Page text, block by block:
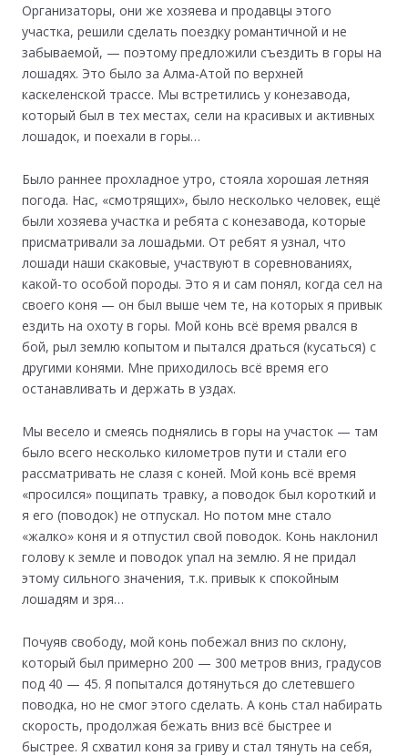
Организаторы, они же хозяева и продавцы этого
участка, решили сделать поездку романтичной и не
забываемой, — поэтому предложили съездить в горы на
лошадях. Это было за Алма-Атой по верхней
каскеленской трассе. Мы встретились у конезавода,
который был в тех местах, сели на красивых и активных
лошадок, и поехали в горы…
Было раннее прохладное утро, стояла хорошая летняя
погода. Нас, «смотрящих», было несколько человек, ещё
были хозяева участка и ребята с конезавода, которые
присматривали за лошадьми. От ребят я узнал, что
лошади наши скаковые, участвуют в соревнованиях,
какой-то особой породы. Это я и сам понял, когда сел на
своего коня — он был выше чем те, на которых я привык
ездить на охоту в горы. Мой конь всё время рвался в
бой, рыл землю копытом и пытался драться (кусаться) с
другими конями. Мне приходилось всё время его
останавливать и держать в уздах.
Мы весело и смеясь поднялись в горы на участок — там
было всего несколько километров пути и стали его
рассматривать не слазя с коней. Мой конь всё время
«просился» пощипать травку, а поводок был короткий и
я его (поводок) не отпускал. Но потом мне стало
«жалко» коня и я отпустил свой поводок. Конь наклонил
голову к земле и поводок упал на землю. Я не придал
этому сильного значения, т.к. привык к спокойным
лошадям и зря…
Почуяв свободу, мой конь побежал вниз по склону,
который был примерно 200 — 300 метров вниз, градусов
под 40 — 45. Я попытался дотянуться до слетевшего
поводка, но не смог этого сделать. А конь стал набирать
скорость, продолжая бежать вниз всё быстрее и
быстрее. Я схватил коня за гриву и стал тянуть на себя,